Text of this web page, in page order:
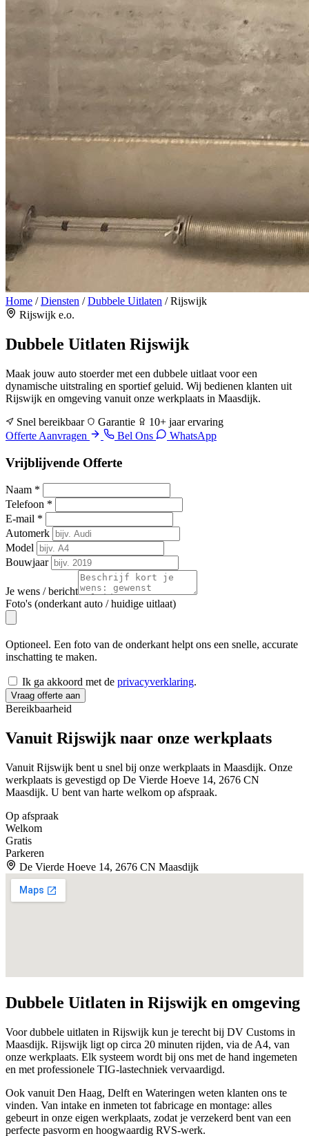
Home / Diensten / Dubbele Uitlaten / Rijswijk
Rijswijk e.o.
Dubbele Uitlaten Rijswijk
Maak jouw auto stoerder met een dubbele uitlaat voor een
dynamische uitstraling en sportief geluid. Wij bedienen klanten uit
Rijswijk en omgeving vanuit onze werkplaats in Maasdijk.
Snel bereikbaar
Garantie
10+ jaar ervaring
Offerte Aanvragen
Bel Ons WhatsApp
Vrijblijvende Offerte
Naam *
Telefoon *
E-mail *
Automerk
Model
Bouwjaar
Je wens / bericht
Foto's (onderkant auto / huidige uitlaat)
Optioneel. Een foto van de onderkant helpt ons een snelle, accurate
inschatting te maken.
Ik ga akkoord met de privacyverklaring.
Vraag offerte aan
Bereikbaarheid
Vanuit Rijswijk naar onze werkplaats
Vanuit Rijswijk bent u snel bij onze werkplaats in Maasdijk. Onze
werkplaats is gevestigd op De Vierde Hoeve 14, 2676 CN
Maasdijk. U bent van harte welkom op afspraak.
Op afspraak
Welkom
Gratis
Parkeren
De Vierde Hoeve 14, 2676 CN Maasdijk
Dubbele Uitlaten in Rijswijk en omgeving
Voor dubbele uitlaten in Rijswijk kun je terecht bij DV Customs in
Maasdijk. Rijswijk ligt op circa 20 minuten rijden, via de A4, van
onze werkplaats. Elk systeem wordt bij ons met de hand ingemeten
en met professionele TIG-lastechniek vervaardigd.
Ook vanuit Den Haag, Delft en Wateringen weten klanten ons te
vinden. Van intake en inmeten tot fabricage en montage: alles
gebeurt in onze eigen werkplaats, zodat je verzekerd bent van een
perfecte pasvorm en hoogwaardig RVS-werk.